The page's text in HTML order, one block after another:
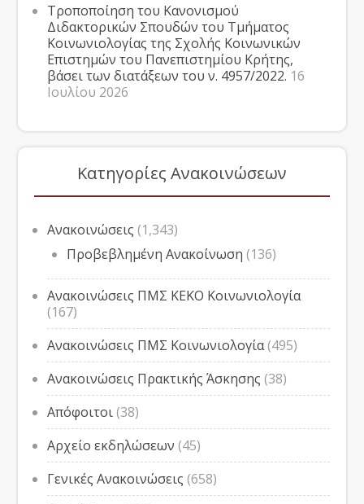
Τροποποίηση του Κανονισμού
Διδακτορικών Σπουδών του Τμήματος
Κοινωνιολογίας της Σχολής Κοινωνικών
Επιστημών του Πανεπιστημίου Κρήτης,
βάσει των διατάξεων του ν. 4957/2022. 16
Ιουλίου 2026
Κατηγορίες Ανακοινώσεων
Ανακοινώσεις (1,343)
Προβεβλημένη Ανακοίνωση (136)
Ανακοινώσεις ΠΜΣ ΚΕΚΟ Κοινωνιολογία
(167)
Ανακοινώσεις ΠΜΣ Κοινωνιολογία(495)
Ανακοινώσεις Πρακτικής Άσκησης (38)
Απόφοιτοι(38)
Αρχείο εκδηλώσεων (45)
Γενικές Ανακοινώσεις (658)